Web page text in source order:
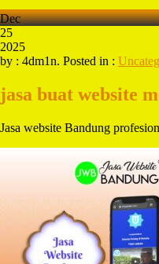
Dec
25
2025
by : 4dm1n. Posted in :
jasa buat website
Jasa website Bandung